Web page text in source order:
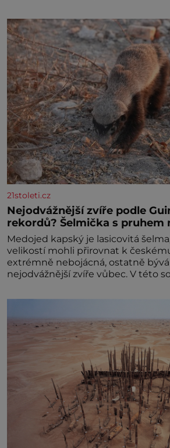
21stoleti.cz
Nejodvážnější zvíře podle
rekordů? Šelmička s pruhem
Medojed kapský je lasicovitá
velikostí mohli přirovnat k
extrémně nebojácná, ostatně bývá
nejodvážnější zvíře vůbec. V této